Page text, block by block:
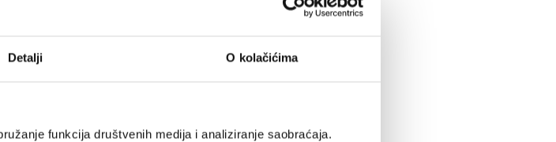
Detalji O kolačićima
funkcija društvenih medija i analiziranje saobraćaja.